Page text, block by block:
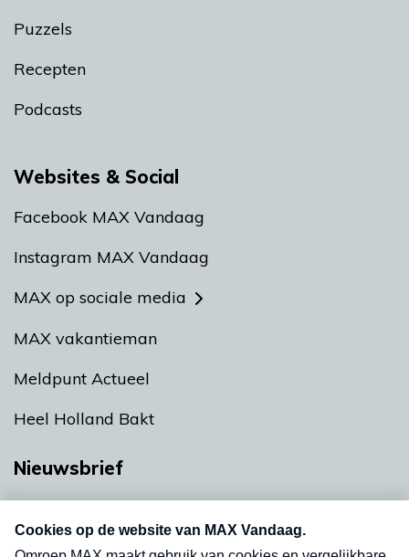
Puzzels
Recepten
Podcasts
Websites & Social
Facebook MAX Vandaag
Instagram MAX Vandaag
MAX op sociale media
MAX vakantieman
Meldpunt Actueel
Heel Holland Bakt
Nieuwsbrief
nieuwsbrief. Elke vrijdag- en dinsdagochtend in
uw mailbox.